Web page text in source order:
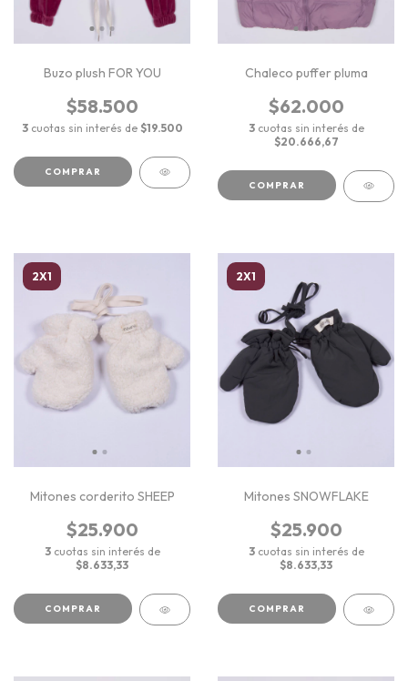
Buzo plush FOR YOU
$58.500
3 cuotas sin interés de $19.500
COMPRAR
Chaleco puffer pluma
$62.000
3 cuotas sin interés de
$20.666,67
COMPRAR
2X1
Mitones corderito SHEEP
$25.900
3 cuotas sin interés de
$8.633,33
COMPRAR
2X1
Mitones SNOWFLAKE
$25.900
3 cuotas sin interés de
$8.633,33
COMPRAR